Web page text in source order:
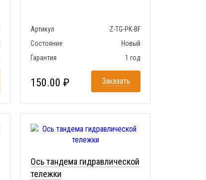
Артикул
Z-TG-PK-BF
Состояние
Новый
Гарантия
1 год
150.00 ₽ Заказать
Ось тандема гидравлической
тележки